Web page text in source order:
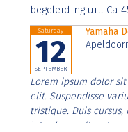
begeleiding uit. Ca
Saturday
12
SEPTEMBER
Yamaha
Lorem ipsum dolor
elit. Suspendisse
tristique. Duis
interdum nulla, ut